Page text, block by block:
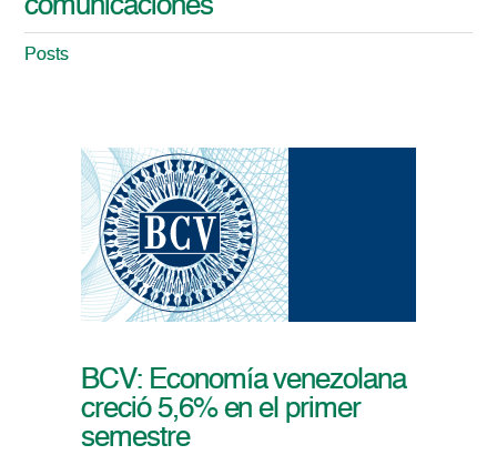
comunicaciones
Posts
BCV: Economía venezolana
creció 5,6% en el primer
semestre